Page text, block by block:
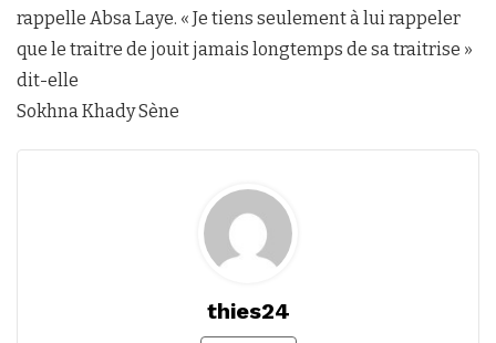
rappelle Absa Laye. « Je tiens seulement à lui rappeler
que le traitre de jouit jamais longtemps de sa traitrise »
dit-elle
Sokhna Khady Sène
thies24